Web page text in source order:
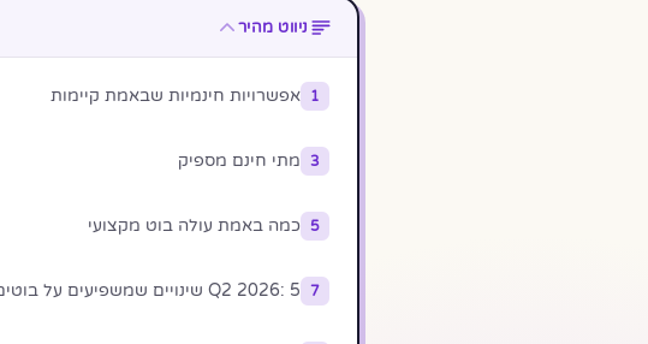
ניווט מהיר
1 אפשרויות חינמיות שבאמת קיימות
3 מתי חינם מספיק
5 כמה באמת עולה בוט מקצועי
7 Q2 2026: 5 שינויים שמשפיעים על בוטים חינמיים